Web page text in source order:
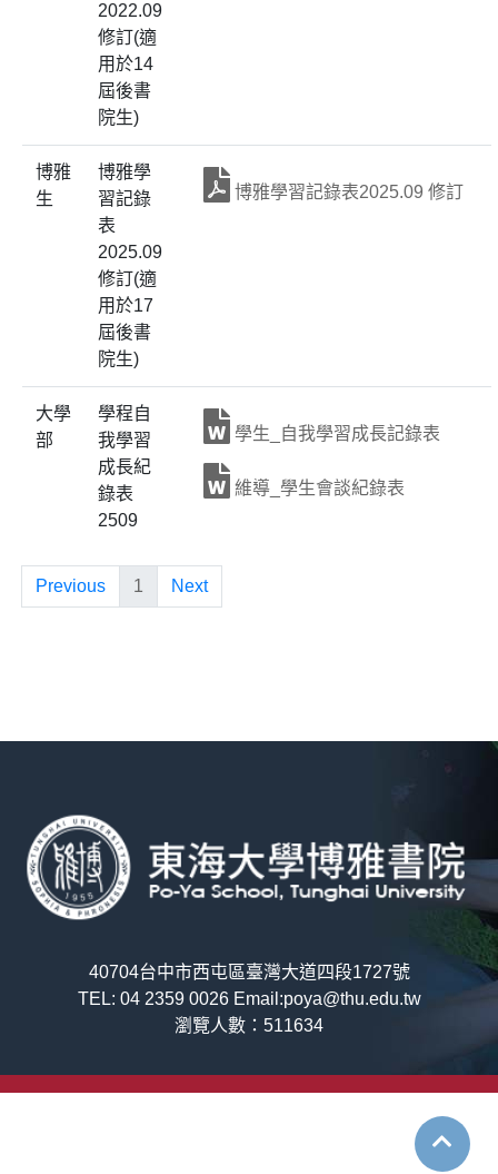
2022.09
修訂(適
用於14
屆後書
院生)
博雅
生
博雅學
習記錄
表
2025.09
修訂(適
用於17
屆後書
院生)
博雅學習記錄表2025.09 修訂
大學
部
學程自
我學習
成長紀
錄表
2509
學生_自我學習成長記錄表
維導_學生會談紀錄表
Previous 1 Next
40704台中市西屯區臺灣大道四段1727號
TEL: 04 2359 0026 Email:poya@thu.edu.tw
瀏覽人數：511634